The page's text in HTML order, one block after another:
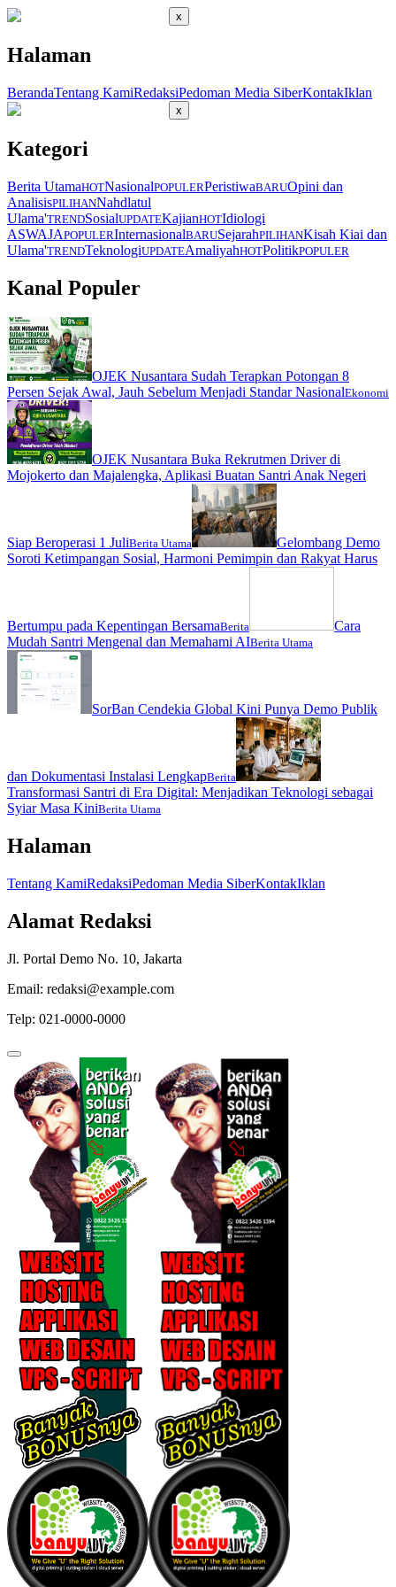
x
Halaman
BerandaTentang KamiRedaksiPedoman Media SiberKontakIklan
x
Kategori
Berita UtamaHOTNasionalPOPULERPeristiwaBARUOpini dan
AnalisisPILIHANNahdlatul
Ulama'TRENDSosialUPDATEKajianHOTIdiologi
ASWAJAPOPULERInternasionalBARUSejarahPILIHANKisah Kiai dan
Ulama'TRENDTeknologiUPDATEAmaliyahHOTPolitikPOPULER
Kanal Populer
OJEK Nusantara Sudah Terapkan Potongan 8
Persen Sejak Awal, Jauh Sebelum Menjadi Standar NasionalEkonomi
OJEK Nusantara Buka Rekrutmen Driver di
Mojokerto dan Majalengka, Aplikasi Buatan Santri Anak Negeri
Siap Beroperasi 1 JuliBerita Utama
Gelombang Demo
Soroti Ketimpangan Sosial, Harmoni Pemimpin dan Rakyat Harus
Bertumpu pada Kepentingan BersamaBerita
Cara
Mudah Santri Mengenal dan Memahami AIBerita Utama
SorBan Cendekia Global Kini Punya Demo Publik
dan Dokumentasi Instalasi LengkapBerita
Transformasi Santri di Era Digital: Menjadikan Teknologi sebagai
Syiar Masa KiniBerita Utama
Halaman
Tentang KamiRedaksiPedoman Media SiberKontakIklan
Alamat Redaksi
Jl. Portal Demo No. 10, Jakarta
Email: redaksi@example.com
Telp: 021-0000-0000